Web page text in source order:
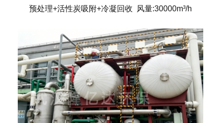
预处理+活性炭吸附+冷凝回收 风量:30000m³/h